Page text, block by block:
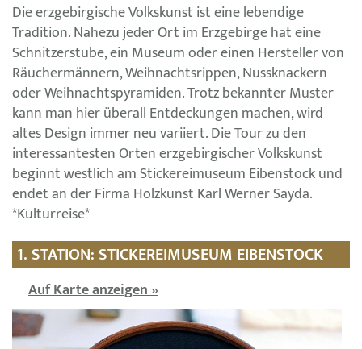
Die erzgebirgische Volkskunst ist eine lebendige
Tradition. Nahezu jeder Ort im Erzgebirge hat eine
Schnitzerstube, ein Museum oder einen Hersteller von
Räuchermännern, Weihnachtsrippen, Nussknackern
oder Weihnachtspyramiden. Trotz bekannter Muster
kann man hier überall Entdeckungen machen, wird
altes Design immer neu variiert. Die Tour zu den
interessantesten Orten erzgebirgischer Volkskunst
beginnt westlich am Stickereimuseum Eibenstock und
endet an der Firma Holzkunst Karl Werner Sayda.
*Kulturreise*
1. STATION: STICKEREIMUSEUM EIBENSTOCK
Auf Karte anzeigen »